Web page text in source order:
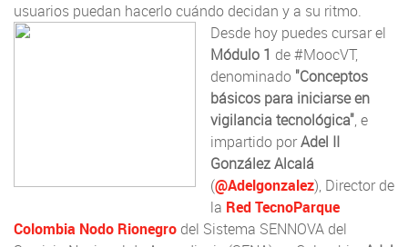
usuarios puedan hacerlo cuándo decidan y a su ritmo.
Desde hoy puedes cursar el
Módulo 1 de #MoocVT,
denominado "Conceptos
básicos para iniciarse en
vigilancia tecnológica", e
impartido porAdel II
González Alcalá
(@Adelgonzalez), Director de
la Red TecnoParque
Colombia Nodo Rionegro del Sistema SENNOVA del